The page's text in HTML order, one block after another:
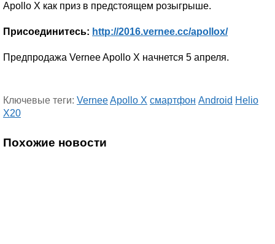
Apollo X как приз в предстоящем розыгрыше.
Присоединитесь: http://2016.vernee.cc/apollox/
Предпродажа Vernee Apollo X начнется 5 апреля.
Ключевые теги: VerneeApollo X смартфон Android Helio
X20
Похожие новости